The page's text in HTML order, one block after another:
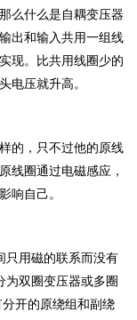
么什么是自耦变压器
出和输入共用一组线
现。比共用线圈少的
电压就升高。
的，只不过他的原线
线圈通过电磁感应，
响自己。
只用磁的联系而没有
为双圈变压器或多圈
开的原绕组和副绕